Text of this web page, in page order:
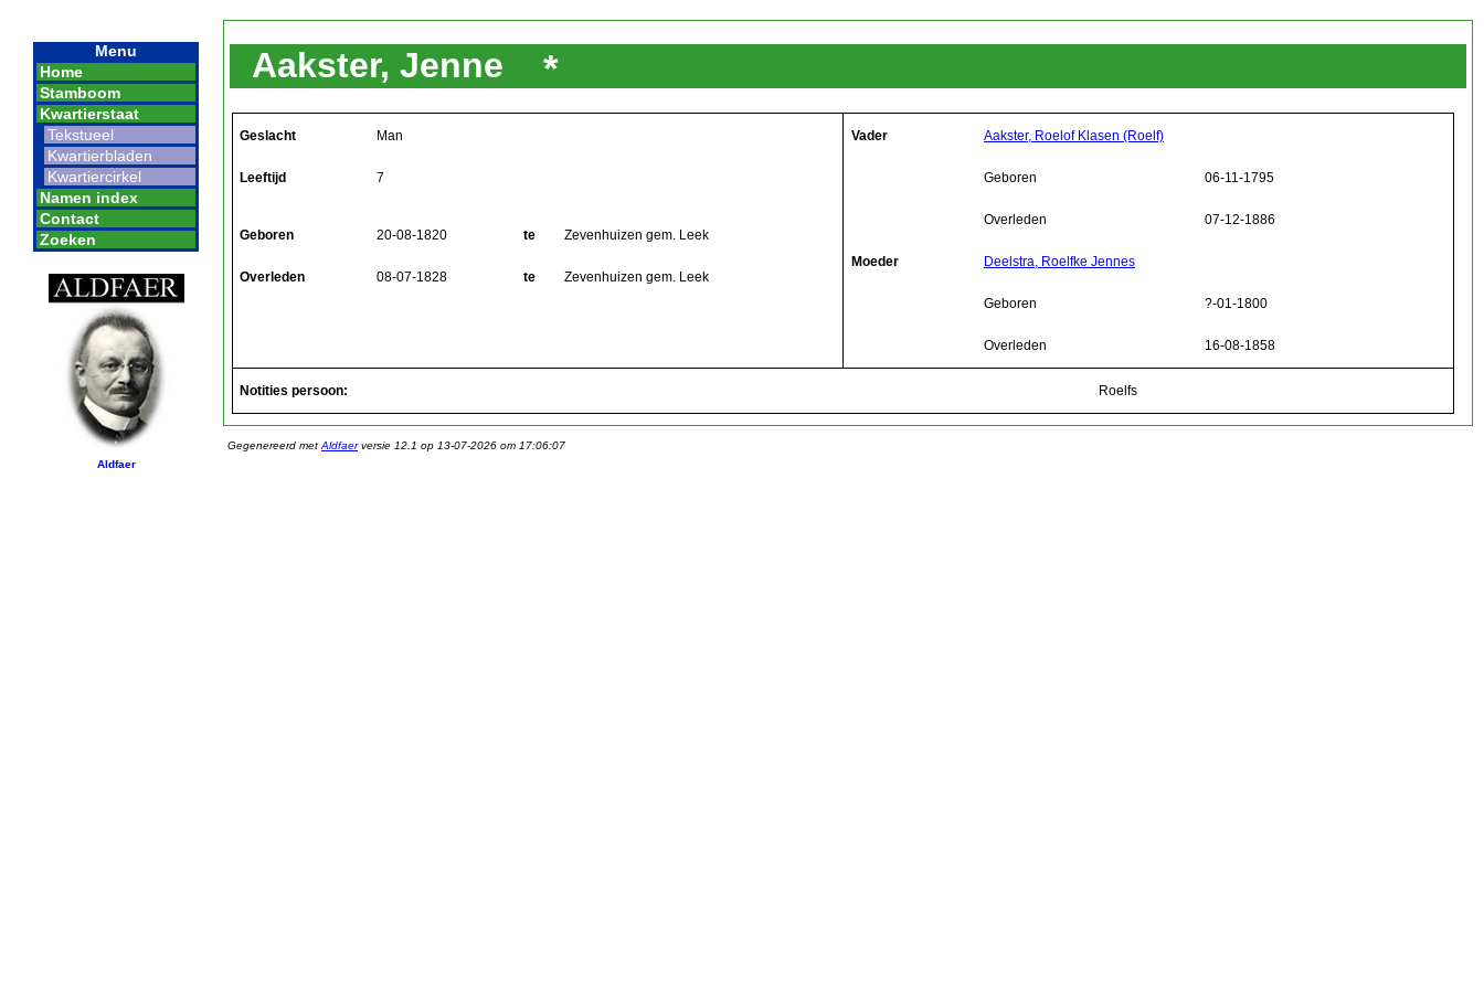
Menu
Home
Stamboom
Kwartierstaat
Tekstueel
Kwartierbladen
Kwartiercirkel
Namen index
Contact
Zoeken
Aldfaer
Aakster, Jenne *
Geslacht Man
Leeftijd 7
Geboren 20-08-1820 te Zevenhuizen gem. Leek
Overleden 08-07-1828 te Zevenhuizen gem. Leek
Vader Aakster, Roelof Klasen (Roelf)
Geboren 06-11-1795
Overleden 07-12-1886
Moeder Deelstra, Roelfke Jennes
Geboren ?-01-1800
Overleden 16-08-1858
Notities persoon: Roelfs
Gegenereerd met Aldfaerversie 12.1 op 13-07-2026 om 17:06:07